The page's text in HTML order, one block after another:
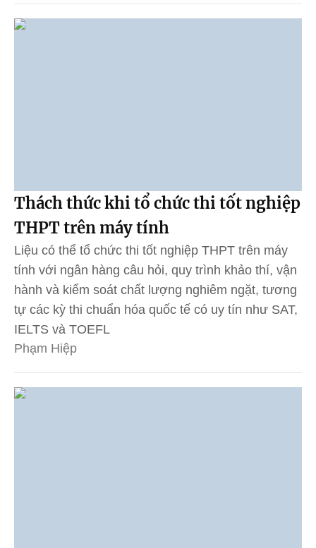
Thách thức khi tổ chức thi tốt nghiệp
THPT trên máy tính
Liệu có thể tổ chức thi tốt nghiệp THPT trên máy
tính với ngân hàng câu hỏi, quy trình khảo thí, vận
hành và kiểm soát chất lượng nghiêm ngặt, tương
tự các kỳ thi chuẩn hóa quốc tế có uy tín như SAT,
IELTS và TOEFL
Phạm Hiệp